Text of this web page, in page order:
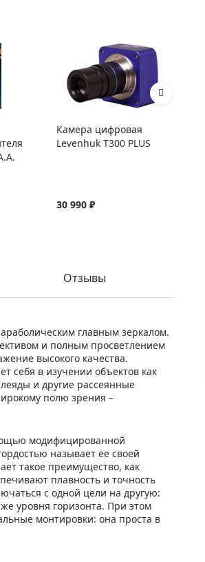
Камера цифровая
Levenhuk T300 PLUS
30 990 ₽
Отзывы
главным зеркалом.
и полным просветлением
высокого качества.
себя в изучении объектов как
и другие рассеянные
полю зрения –
модифицированной
называет ее своей
такое преимущество, как
плавность и точность
с одной цели на другую:
уровня горизонта. При этом
монтировки: она проста в